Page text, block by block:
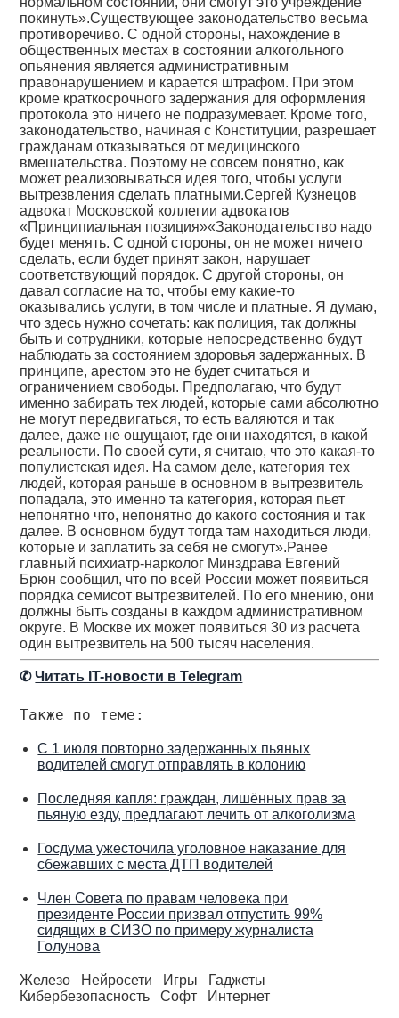
покинуть».Существующее законодательство весьма
противоречиво. С одной стороны, нахождение в
общественных местах в состоянии алкогольного
опьянения является административным
правонарушением и карается штрафом. При этом
кроме краткосрочного задержания для оформления
протокола это ничего не подразумевает. Кроме того,
законодательство, начиная с Конституции, разрешает
гражданам отказываться от медицинского
вмешательства. Поэтому не совсем понятно, как
может реализовываться идея того, чтобы услуги
вытрезвления сделать платными.Сергей Кузнецов
адвокат Московской коллегии адвокатов
«Принципиальная позиция»«Законодательство надо
будет менять. С одной стороны, он не может ничего
сделать, если будет принят закон, нарушает
соответствующий порядок. С другой стороны, он
давал согласие на то, чтобы ему какие-то
оказывались услуги, в том числе и платные. Я думаю,
что здесь нужно сочетать: как полиция, так должны
быть и сотрудники, которые непосредственно будут
наблюдать за состоянием здоровья задержанных. В
принципе, арестом это не будет считаться и
ограничением свободы. Предполагаю, что будут
именно забирать тех людей, которые сами абсолютно
не могут передвигаться, то есть валяются и так
далее, даже не ощущают, где они находятся, в какой
реальности. По своей сути, я считаю, что это какая-то
популистская идея. На самом деле, категория тех
людей, которая раньше в основном в вытрезвитель
попадала, это именно та категория, которая пьет
непонятно что, непонятно до какого состояния и так
далее. В основном будут тогда там находиться люди,
которые и заплатить за себя не смогут».Ранее
главный психиатр-нарколог Минздрава Евгений
Брюн сообщил, что по всей России может появиться
порядка семисот вытрезвителей. По его мнению, они
должны быть созданы в каждом административном
округе. В Москве их может появиться 30 из расчета
один вытрезвитель на 500 тысяч населения.
✆Читать IT-новости в Telegram
Также по теме:
С 1 июля повторно задержанных пьяных
водителей смогут отправлять в колонию
Последняя капля: граждан, лишённых прав за
пьяную езду, предлагают лечить от алкоголизма
Госдума ужесточила уголовное наказание для
сбежавших с места ДТП водителей
Член Совета по правам человека при
президенте России призвал отпустить 99%
сидящих в СИЗО по примеру журналиста
Голунова
Железо Нейросети Игры
Гаджеты
Кибербезопасность
Софт Интернет